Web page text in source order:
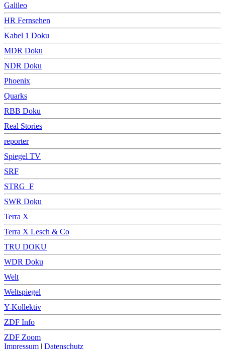
Galileo
HR Fernsehen
Kabel 1 Doku
MDR Doku
NDR Doku
Phoenix
Quarks
RBB Doku
Real Stories
reporter
Spiegel TV
SRF
STRG_F
SWR Doku
Terra X
Terra X Lesch & Co
TRU DOKU
WDR Doku
Welt
Weltspiegel
Y-Kollektiv
ZDF Info
ZDF Zoom
Impressum | Datenschutz